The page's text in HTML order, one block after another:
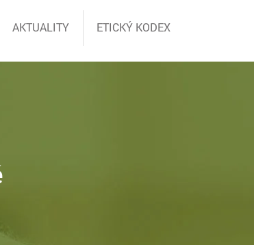
AKTUALITY ETICKÝ KODEX